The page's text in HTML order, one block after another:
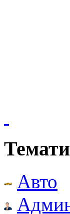
Авто